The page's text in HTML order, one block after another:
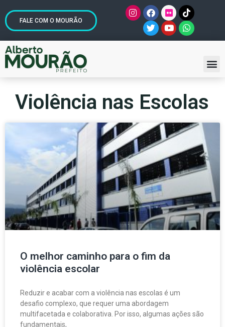
FALE COM O MOURÃO
Violência nas Escolas
O melhor caminho para o fim da
violência escolar
Reduzir e acabar com a violência nas escolas é um
desafio complexo, que requer uma abordagem
multifacetada e colaborativa. Por isso, algumas ações são
fundamentais,